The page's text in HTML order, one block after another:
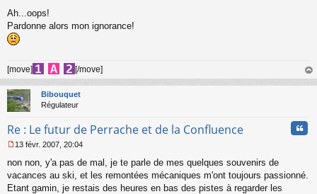
e
s
s
a
e
n
o
n
l
Ah...oops!
Pardonne alors mon ignorance!
[move] [/move]
au
Bibouquet
Régulateur
Re : Le futur de Perrache et de la Confluence
e
s
s
13 févr. 2007, 20:04
non non, y'a pas de mal, je te parle de mes quelques souvenirs de
vacances au ski, et les remontées mécaniques m'ont toujours passionné.
Etant gamin, je restais des heures en bas des pistes à regarder les